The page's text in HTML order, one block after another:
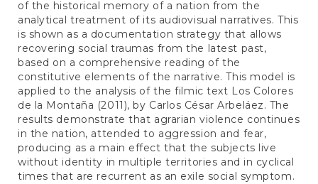
of the historical memory of a nation from the
analytical treatment of its audiovisual narratives. This
is shown as a documentation strategy that allows
recovering social traumas from the latest past,
based on a comprehensive reading of the
constitutive elements of the narrative. This model is
applied to the analysis of the filmic text Los Colores
de la Montaña (2011), by Carlos César Arbeláez. The
results demonstrate that agrarian violence continues
in the nation, attended to aggression and fear,
producing as a main effect that the subjects live
without identity in multiple territories and in cyclical
times that are recurrent as an exile social symptom.